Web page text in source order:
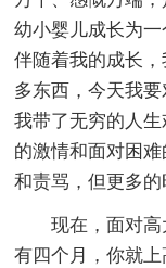
幼小婴儿成长为
伴随着我的成长
多东西，今天我
我带了无穷的人
的激情和面对困
和责骂，但更多的
现在，面对
有四个月，你就